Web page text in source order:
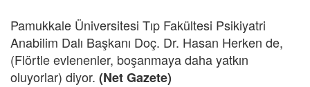
Pamukkale Üniversitesi Tıp Fakültesi Psikiyatri
Anabilim Dalı Başkanı Doç. Dr. Hasan Herken de,
(Flörtle evlenenler, boşanmaya daha yatkın
oluyorlar) diyor. (Net Gazete)